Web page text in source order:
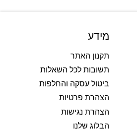
מידע
תקנון האתר
תשובות לכל השאלות
ביטול עסקה והחלפות
הצהרת פרטיות
הצהרת נגישות
הבלוג שלנו